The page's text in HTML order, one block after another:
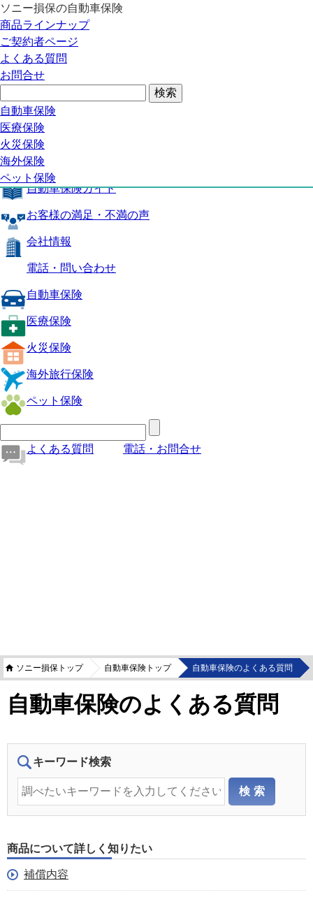
ソニー損保の自動車保険
商品ラインナップ
ご契約者ページ
よくある質問
お問合せ
自動車保険
医療保険
火災保険
海外保険
ペット保険
自動車保険トップ
商品の特長
補償内容
自動車保険ガイド
お客様の満足・不満の声
自動車保険トップ
商品の特長
補償内容
自動車保険ガイド
お客様の満足・不満の声
会社情報
電話・問い合わせ
自動車保険
医療保険
火災保険
海外旅行保険
ペット保険
よくある質問 電話・お問合せ
ソニー損保トップ 自動車保険トップ 自動車保険のよくある質問
自動車保険のよくある質問
キーワード検索
商品について詳しく知りたい
補償内容